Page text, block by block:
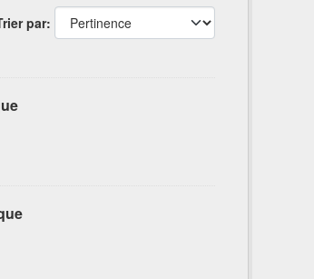
par